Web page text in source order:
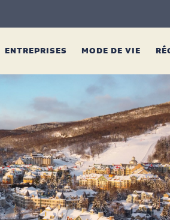
ENTREPRISES MODE DE VIE